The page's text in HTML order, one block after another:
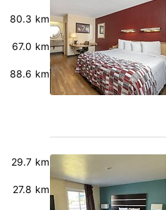
80.3 km
67.0 km
88.6 km
29.7 km
27.8 km